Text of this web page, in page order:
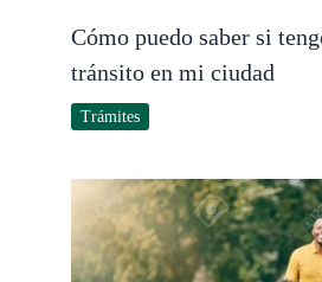
Cómo puedo saber si
tránsito en mi ciudad
Trámites